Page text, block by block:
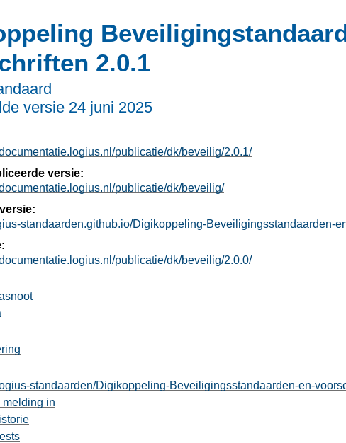
2.0.1
versie 24 juni 2025
publicatie/dk/beveilig/2.0.1/
versie:
publicatie/dk/beveilig/
standaarden.github.io/Digikoppeling-Beveiligingsstandaarden-
publicatie/dk/beveilig/2.0.0/
standaarden/Digikoppeling-Beveiligingsstandaarden-en-
melding in